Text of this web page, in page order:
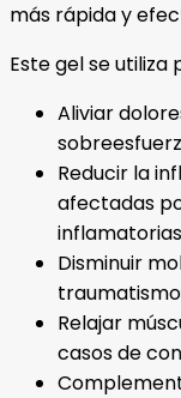
más rápida y
Este gel se
Aliviar
Reducir la
afectadas
Disminuir
Relajar
casos de